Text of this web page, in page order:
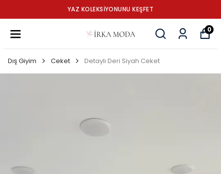
YAZ KOLEKSİYONUNU KEŞFET
0
Dış Giyim Ceket Detaylı Deri Siyah Ceket